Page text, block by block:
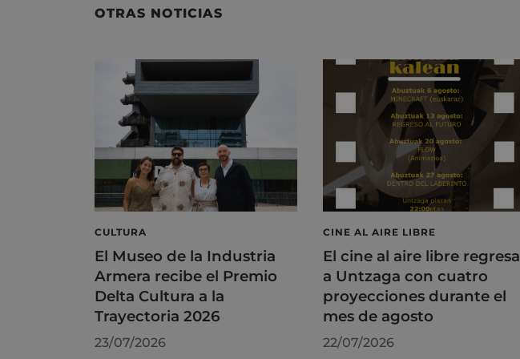
OTRAS NOTICIAS
CULTURA
El Museo de la Industria
Armera recibe el Premio
Delta Cultura a la
Trayectoria 2026
23/07/2026
CINE AL AIRE LIBRE
El cine al aire libre regresa
a Untzaga con cuatro
proyecciones durante el
mes de agosto
22/07/2026